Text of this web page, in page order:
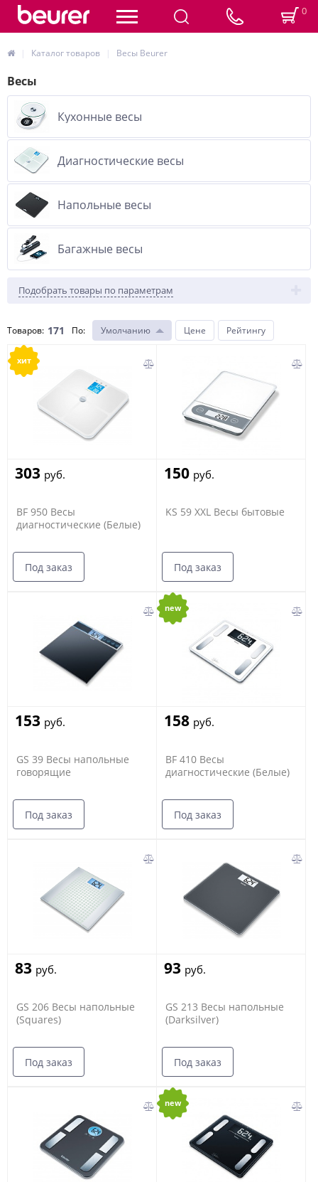
0
Каталог товаров Весы Beurer
Весы
Кухонные весы
Диагностические весы
Напольные весы
Багажные весы
Подобрать товары по параметрам
Товаров: 171 По: Умолчанию Цене Рейтингу
хит
303 руб.
BF 950 Весы
диагностические (Белые)
Под заказ
150 руб.
KS 59 XXL Весы бытовые
Под заказ
153 руб.
GS 39 Весы напольные
говорящие
Под заказ
new
158 руб.
BF 410 Весы
диагностические (Белые)
Под заказ
83 руб.
GS 206 Весы напольные
(Squares)
Под заказ
93 руб.
GS 213 Весы напольные
(Darksilver)
Под заказ
new